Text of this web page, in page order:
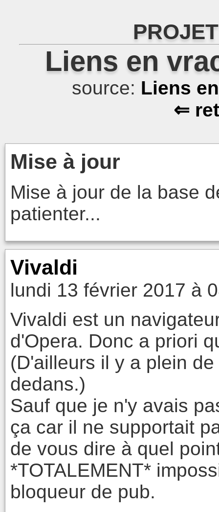
Liens en
source: Liens
⇐
Mise à jour
Mise à jour de la base
patienter...
Vivaldi
lundi 13 février 2017 à
Vivaldi est un
d'Opera. Donc a priori
(D'ailleurs il y a plein
dedans.)
Sauf que je n'y avais
ça car il ne supportait
de vous dire à quel
*TOTALEMENT*
bloqueur de pub.